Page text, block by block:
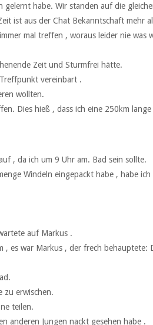
habe. Wir standen auf die
ist aus der Chat Bekanntschaft mehr
mal treffen , woraus leider nie was
Zeit und Sturmfrei hätte.
vereinbart .
wollten.
Dies hieß , dass ich eine 250km
, da ich um 9 Uhr am. Bad sein sollte.
Windeln eingepackt habe , habe ich
auf Markus .
es war Markus , der frech behauptete:
zu erwischen.
teilen.
anderen Jungen nackt gesehen habe .